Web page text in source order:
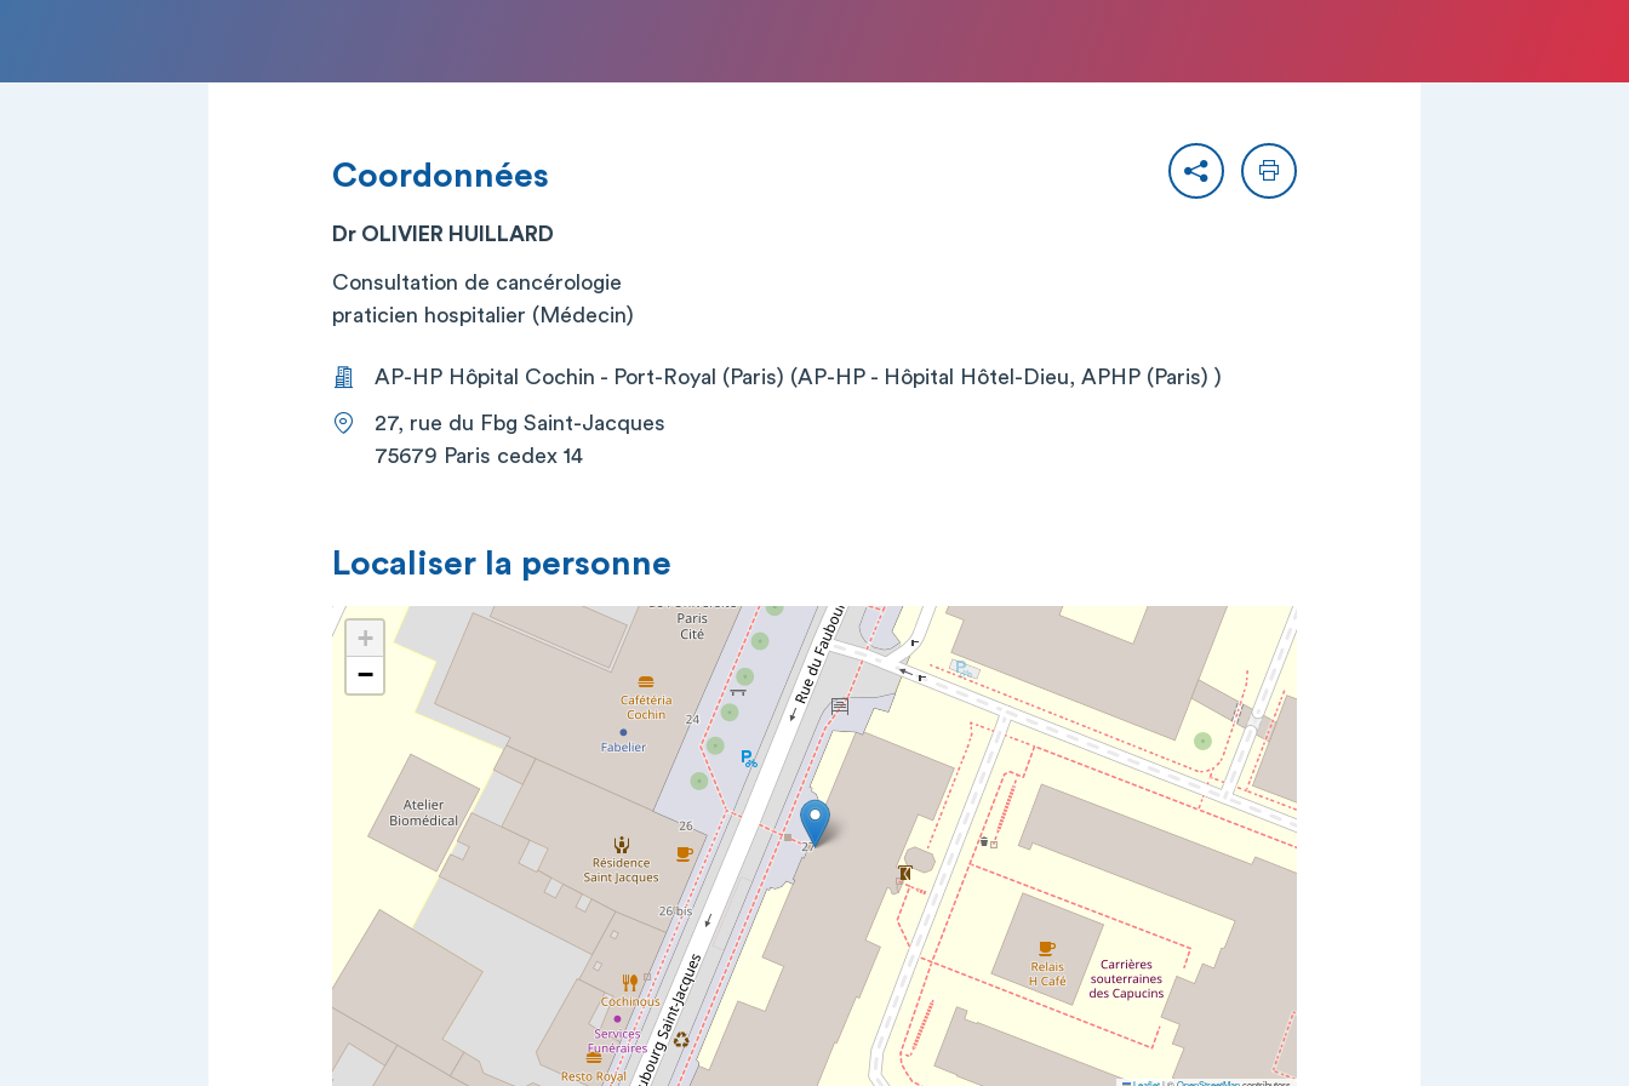
PartagerImprimer
Coordonnées
Dr OLIVIER HUILLARD
Consultation de cancérologie
praticien hospitalier (Médecin)
AP-HP Hôpital Cochin - Port-Royal (Paris) (AP-HP - Hôpital Hôtel-Dieu, APHP (Paris) )
27, rue du Fbg Saint-Jacques
75679 Paris cedex 14
Localiser la personne
+
−